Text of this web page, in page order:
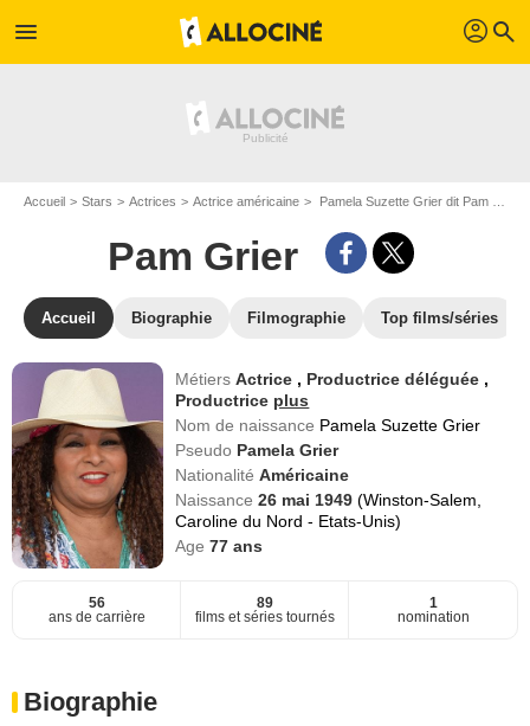
menu profil search
Accueil Stars Actrices Actrice américaine Pamela Suzette Grier dit Pam Grier
Pam Grier
Accueil Biographie Filmographie Top films/séries
MétiersActrice , Productrice déléguée ,
Productrice plus
Nom de naissance Pamela Suzette Grier
Pseudo Pamela Grier
NationalitéAméricaine
Naissance26 mai 1949(Winston-Salem,
Caroline du Nord - Etats-Unis)
Age77 ans
56
ans de carrière
89
films et séries tournés
1
nomination
Biographie